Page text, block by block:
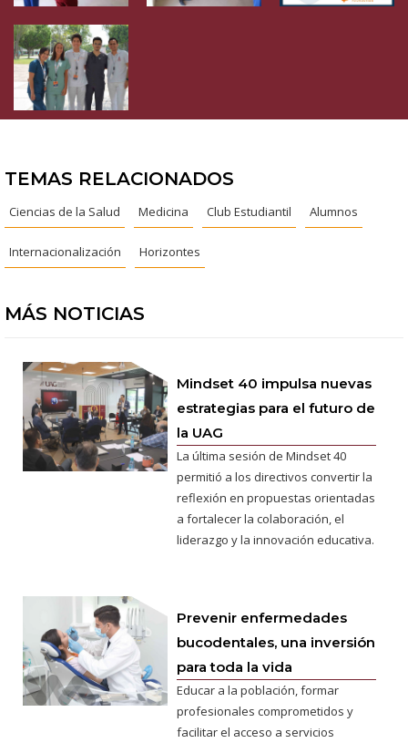
TEMAS RELACIONADOS
Ciencias de la Salud Medicina Club Estudiantil Alumnos
Internacionalización Horizontes
MÁS NOTICIAS
Mindset 40 impulsa nuevas
estrategias para el futuro de
la UAG
La última sesión de Mindset 40
permitió a los directivos convertir la
reflexión en propuestas orientadas
a fortalecer la colaboración, el
liderazgo y la innovación educativa.
Prevenir enfermedades
bucodentales, una inversión
para toda la vida
Educar a la población, formar
profesionales comprometidos y
facilitar el acceso a servicios